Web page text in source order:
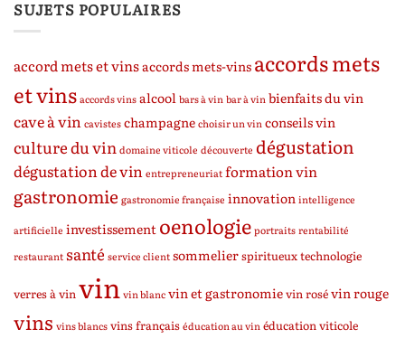
SUJETS POPULAIRES
accord mets et vinsaccords mets-vins accords mets
et vinsaccords vinsalcoolbars à vinbar à vinbienfaits du vin
cave à vincavisteschampagnechoisir un vinconseils vin
culture du vindomaine viticole découverte dégustation
dégustation de vinentrepreneuriatformation vin
gastronomie gastronomie française innovationintelligence
artificielle investissement oenologieportraitsrentabilité
restaurantsanté service clientsommelierspiritueuxtechnologie
verres à vinvinvin blancvin et gastronomievin rosévin rouge
vins vins blancsvins françaiséducation au vinéducation viticole